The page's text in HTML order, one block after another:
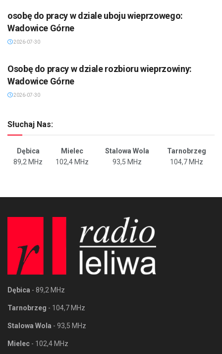
osobę do pracy w dziale uboju wieprzowego:
Wadowice Górne
2026-07-30
Osobę do pracy w dziale rozbioru wieprzowiny:
Wadowice Górne
2026-07-30
Słuchaj Nas:
Dębica Mielec Stalowa Wola
Tarnobrzeg
89,2 MHz
102,4 MHz 93,5 MHz 104,7 MHz
Dębica - 89,2 MHz
Tarnobrzeg - 104,7 MHz
Stalowa Wola - 93,5 MHz
Mielec - 102,4 MHz